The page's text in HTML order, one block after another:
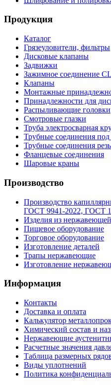
Продукция
Каталог
Грязеуловители, фильтры
Дисковые клапаны
Задвижки
Зажимное соединение
Клапаны
Монтажные
Принадлежности для
Распыливающие головки
Смотровые глазки
Труба электросварная
Трубные соединения
Трубные соединения
Фланцевые соединения
Шаровые краны
Производство
Производство
ГОСТ 9941-2022, ГОСТ
Изделия из
Пищевое оборудование
Торговое оборудование
Изготовление деталей
Трапы нержавеющие
Изготовление
Информация
Контакты
Доставка и оплата
Калькулятор
Химический состав и
Нержавеющие
Расчетные значения
Таблица размерных
Виды уплотнений
Политика